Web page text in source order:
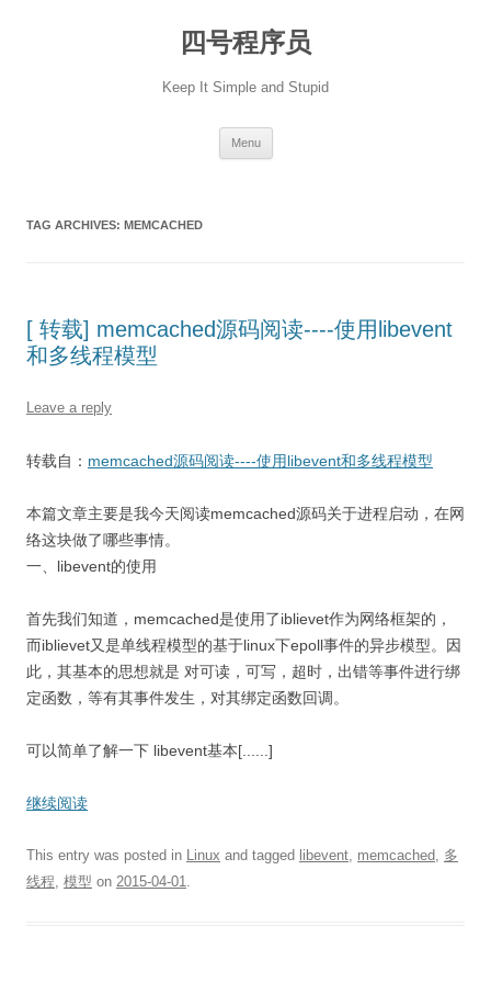
四号程序员
Keep It Simple and Stupid
Menu
TAG ARCHIVES: MEMCACHED
[ 转载] memcached源码阅读----使用libevent
和多线程模型
Leave a reply
转载自： memcached源码阅读----使用libevent和多线程模型
本篇文章主要是我今天阅读memcached源码关于进程启动，在网
络这块做了哪些事情。
一、libevent的使用
首先我们知道，memcached是使用了iblievet作为网络框架的，
而iblievet又是单线程模型的基于linux下epoll事件的异步模型。因
此，其基本的思想就是 对可读，可写，超时，出错等事件进行绑
定函数，等有其事件发生，对其绑定函数回调。
可以简单了解一下 libevent基本[......]
继续阅读
This entry was posted in Linux and tagged libevent, memcached, 多
线程, 模型 on 2015-04-01.